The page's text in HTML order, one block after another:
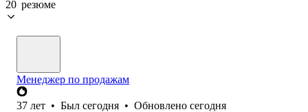
20 резюме
Менеджер по продажам
37 лет • Был сегодня • Обновлено сегодня